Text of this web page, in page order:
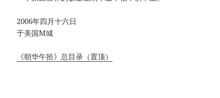
2006年四月十六日
于美国M城
《朝华午拾》总目录（置顶）